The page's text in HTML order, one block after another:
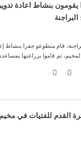
بنشاط اعادة
قام متطوعو جفرا بنشاط
ثم قاموا بزراعتها
القدم للفتيات في مخيم